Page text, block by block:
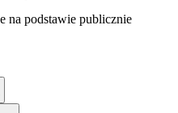
na podstawie publicznie